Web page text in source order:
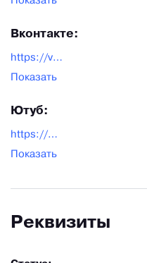
Вконтакте:
https://vk.com/toolyard
Показать
Ютуб:
https://www.youtube.com/@toolyard-official
Показать
Реквизиты